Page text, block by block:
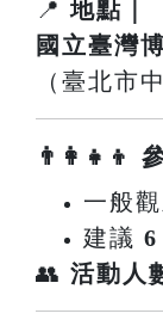
📍地點｜
國立臺灣
（臺北市
👨‍👩‍👧‍👦
一般
建議 6
👥 活動人